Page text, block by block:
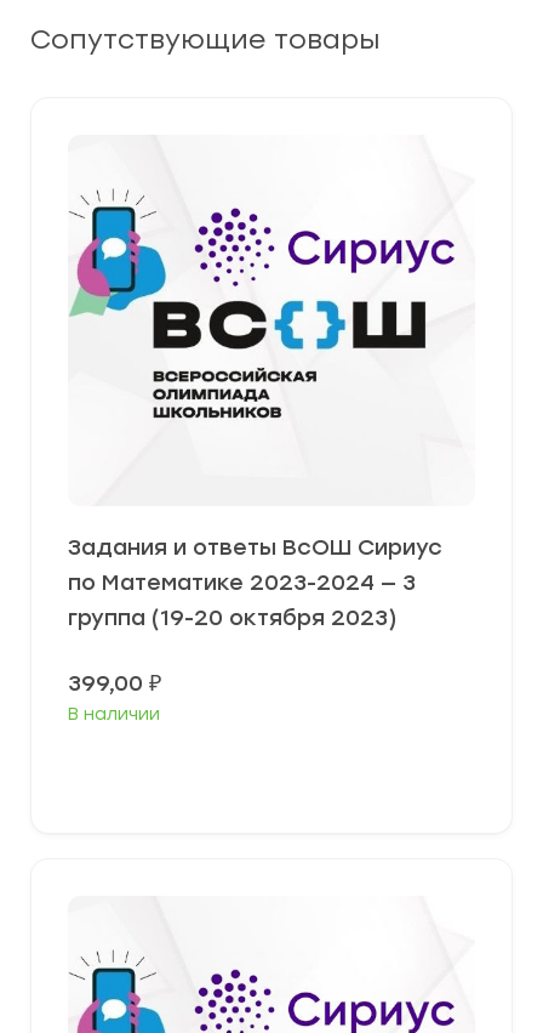
Сопутствующие товары
Задания и ответы ВсОШ Сириус
по Математике 2023-2024 — 3
группа (19-20 октября 2023)
399,00 ₽
В наличии